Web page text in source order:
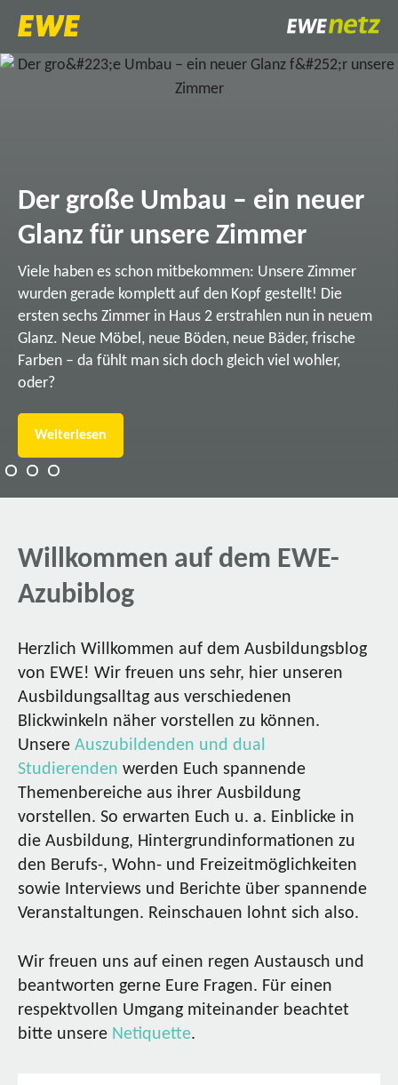
Der große Umbau – ein neuer
Glanz für unsere Zimmer
Viele haben es schon mitbekommen: Unsere Zimmer
wurden gerade komplett auf den Kopf gestellt! Die
ersten sechs Zimmer in Haus 2 erstrahlen nun in neuem
Glanz. Neue Möbel, neue Böden, neue Bäder, frische
Farben – da fühlt man sich doch gleich viel wohler,
oder?
Weiterlesen
Willkommen auf dem EWE-
Azubiblog
Herzlich Willkommen auf dem Ausbildungsblog
von EWE! Wir freuen uns sehr, hier unseren
Ausbildungsalltag aus verschiedenen
Blickwinkeln näher vorstellen zu können.
Unsere Auszubildenden und dual
Studierenden werden Euch spannende
Themenbereiche aus ihrer Ausbildung
vorstellen. So erwarten Euch u. a. Einblicke in
die Ausbildung, Hintergrundinformationen zu
den Berufs-, Wohn- und Freizeitmöglichkeiten
sowie Interviews und Berichte über spannende
Veranstaltungen. Reinschauen lohnt sich also.
Wir freuen uns auf einen regen Austausch und
beantworten gerne Eure Fragen. Für einen
respektvollen Umgang miteinander beachtet
bitte unsere Netiquette.